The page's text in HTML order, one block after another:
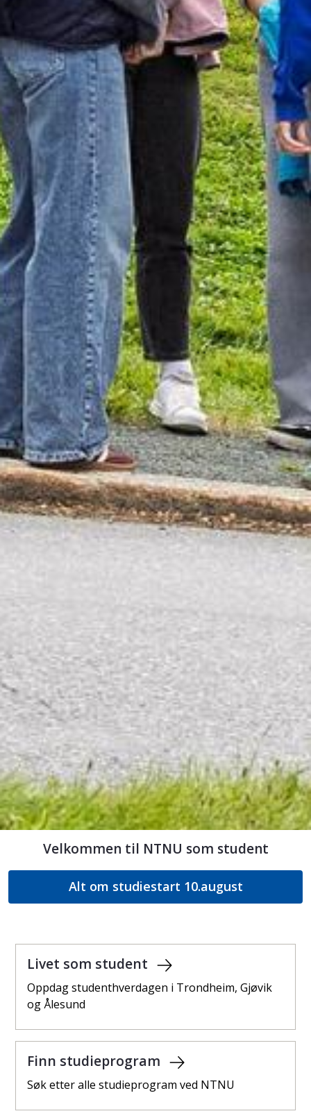
Velkommen til NTNU som student
Alt om studiestart 10.august
Livet som student
Oppdag studenthverdagen i Trondheim, Gjøvik
og Ålesund
Finn studieprogram
Søk etter alle studieprogram ved NTNU